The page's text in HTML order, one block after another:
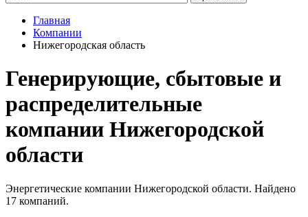
Главная
Компании
Нижегородская область
Генерирующие, сбытовые и
распределительные
компании Нижегородской
области
Энергетические компании Нижегородской области. Найдено
17 компаний.